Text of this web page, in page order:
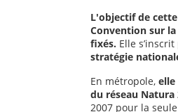
L'objectif de
Convention sur
fixés. Elle
stratégie
En métropole,
du réseau Natura
2007 pour la